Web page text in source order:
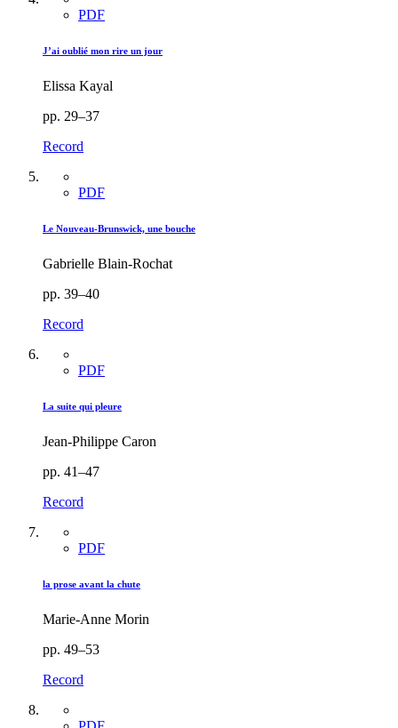
PDF
J’ai oublié mon rire un jour
Elissa Kayal
pp. 29–37
Record
PDF
Le Nouveau-Brunswick, une bouche
Gabrielle Blain-Rochat
pp. 39–40
Record
PDF
La suite qui pleure
Jean-Philippe Caron
pp. 41–47
Record
PDF
la prose avant la chute
Marie-Anne Morin
pp. 49–53
Record